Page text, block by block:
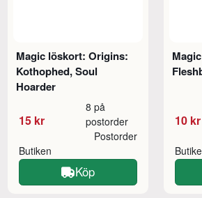
Magic löskort: Origins:
Kothophed, Soul
Hoarder
15 kr
8 på
postorder
Butiken
Postorder
Köp
10 kr